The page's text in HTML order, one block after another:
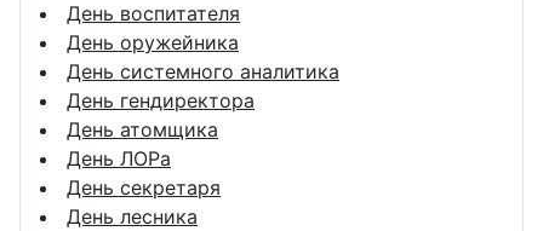
День воспитателя
День оружейника
День системного аналитика
День гендиректора
День атомщика
День ЛОРа
День секретаря
День лесника